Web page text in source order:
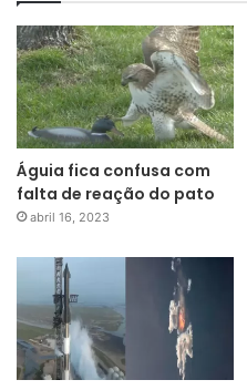
Águia fica confusa com
falta de reação do pato
abril 16, 2023